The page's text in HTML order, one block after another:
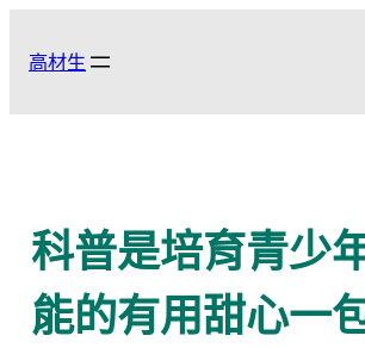
高材生
科普是培育青少
能的有用甜心一